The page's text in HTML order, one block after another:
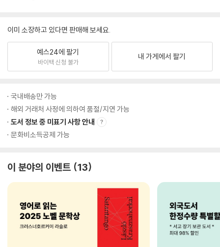
이미 소장하고 있다면 판매해 보세요.
예스24에 팔기
바이백 신청 불가
내 가게에서 팔기
국내배송만 가능
해외 거래처 사정에 의하여 품절/지연 가능
도서 정보 중 미표기 사항 안내
문화비소득공제 가능
이 분야의 이벤트 13